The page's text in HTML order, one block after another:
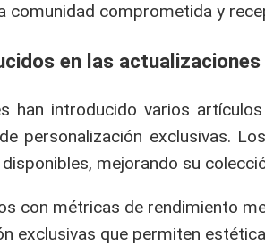
comunidad comprometida y
en las
han introducido varios
personalización exclusivas.
mejorando su
con métricas de rendimiento
exclusivas que permiten